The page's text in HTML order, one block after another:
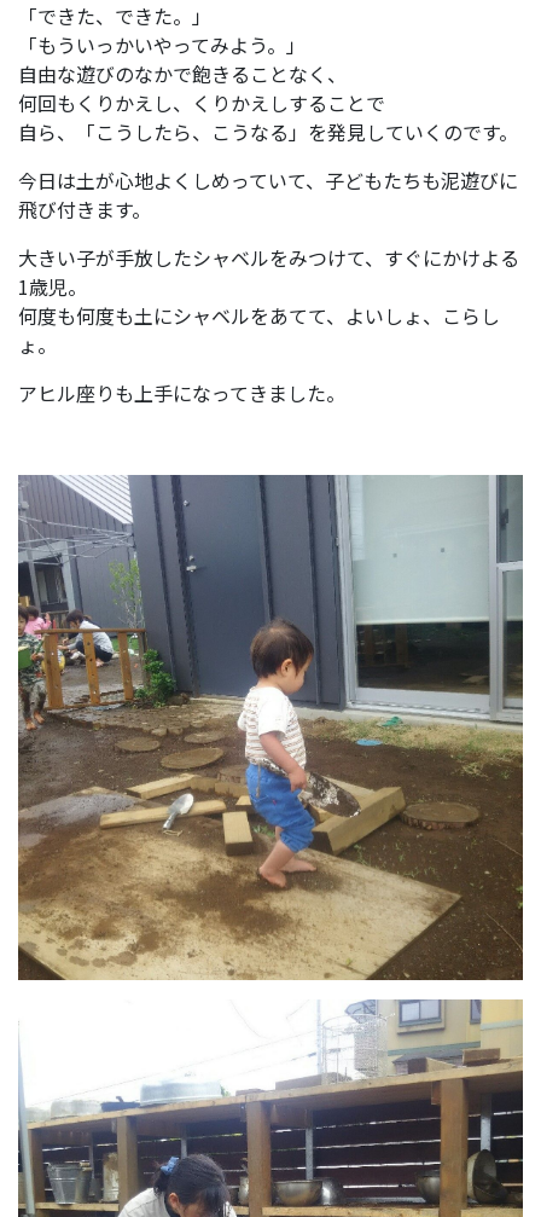
「できた、できた。」
「もういっかいやってみよう。」
自由な遊びのなかで飽きることなく、
何回もくりかえし、くりかえしすることで
自ら、「こうしたら、こうなる」を発見していくのです。
今日は土が心地よくしめっていて、子どもたちも泥遊びに
飛び付きます。
大きい子が手放したシャベルをみつけて、すぐにかけよる
1歳児。
何度も何度も土にシャベルをあてて、よいしょ、こらし
ょ。
アヒル座りも上手になってきました。